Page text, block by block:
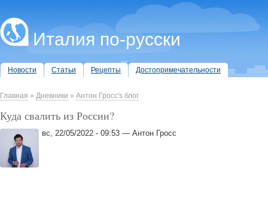
Италия по-русски
Новости Статьи Рецепты Достопримечательности
Главная » Дневники » Антон Гросс's блог
Куда свалить из России?
вс, 22/05/2022 - 09:53 — Антон Гросс